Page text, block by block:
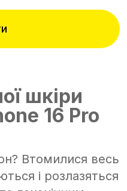
шкіри
16 Pro
Втомилися весь
і розлазяться